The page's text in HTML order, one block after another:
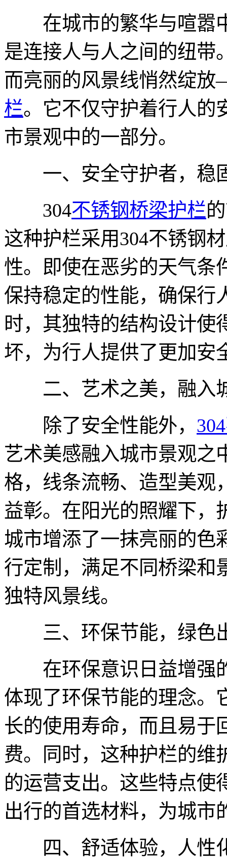
在城市的繁华与喧嚣
是连接人与人之间的纽带
而亮丽的风景线悄然绽
栏。它不仅守护着行人的
市景观中的一部分。
一、安全守护者，稳
304不锈钢桥梁护栏
这种护栏采用304不锈钢
性。即使在恶劣的天气条
保持稳定的性能，确保行
时，其独特的结构设计使
坏，为行人提供了更加安
二、艺术之美，融入
除了安全性能外，
艺术美感融入城市景观之
格，线条流畅、造型美观
益彰。在阳光的照耀下，
城市增添了一抹亮丽的色
行定制，满足不同桥梁和
独特风景线。
三、环保节能，绿色
在环保意识日益增强
体现了环保节能的理念。
长的使用寿命，而且易于
费。同时，这种护栏的维
的运营支出。这些特点使
出行的首选材料，为城市
四、舒适体验，人性